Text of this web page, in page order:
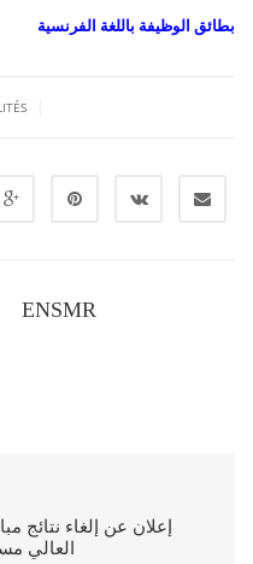
بطائق الوظيفة باللغة الفرنسية
ENSMR
إعلان عن إلغاء نتائج
العالي